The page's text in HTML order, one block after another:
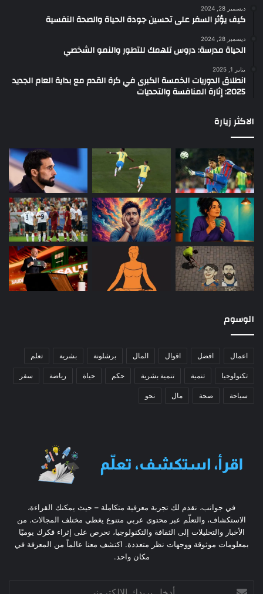
ديسمبر 28, 2024
كيف يؤثر السفر على تحسين جودة الحياة والصحة النفسية
ديسمبر 28, 2024
الحياة مدرسة: دروس تلهمك للتطور والنمو الشخصي
يناير 1, 2025
انطلاق الدوريات الخمسة الكبرى في كرة القدم مع بداية العام الجديد
2025: إثارة المنافسة والتحديات
الاكثر زيارة
الوسوم
اعمال افضل اقوال المال برشلونة بشرية تعلم
تكنولوجيا تنمية تنمية بشرية حكم حياة رياضة سفر
سياحة صحة مال نحو
في جوانب، نقدم لك تجربة معرفية متكاملة – حيث يمكنك القراءة،
الاستكشاف، والتعلّم عبر محتوى عربي متنوع يغطي مختلف المجالات. من
الأخبار والتحليلات إلى الثقافة والتكنولوجيا، نحرص على إثراء فكرك يوميًا
بمعلومات موثوقة ووجهات نظر متعددة. اكتشف معنا عالماً من المعرفة في
مكان واحد.